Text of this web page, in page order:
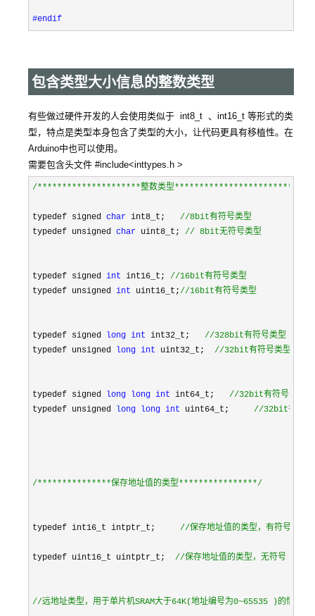
#endif
包含类型大小信息的整数类型
有些做过硬件开发的人会使用类似于 int8_t 、int16_t 等形式的类
型，特点是类型本身包含了类型的大小，让代码更具有移植性。在
Arduino中也可以使用。
需要包含头文件 #include<inttypes.h >
/*********************整数类型************************/
typedef signed char int8_t; //8bit有符号类型
typedef unsigned char uint8_t; // 8bit无符号类型
typedef signed int int16_t; //16bit有符号类型
typedef unsigned int uint16_t; //16bit有符号类型
typedef signed long int int32_t; //328bit有符号类型
typedef unsigned
long int uint32_t; //32bit有符号类型
typedef signed long long int int64_t; //32bit有符号类型.
typedef unsigned
long long int uint64_t; //32bit有符号
/***************保存地址值的类型****************/
typedef int16_t intptr_t; //保存地址值的类型，有符号
typedef uint16_t uintptr_t; //保存地址值的类型，无符号
//远地址类型，用于单片机SRAM大于64K(地址编号为0~65535 )的情